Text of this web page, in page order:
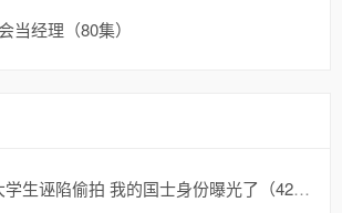
当经理（80集）
生诬陷偷拍 我的国士身份曝光了（42集）